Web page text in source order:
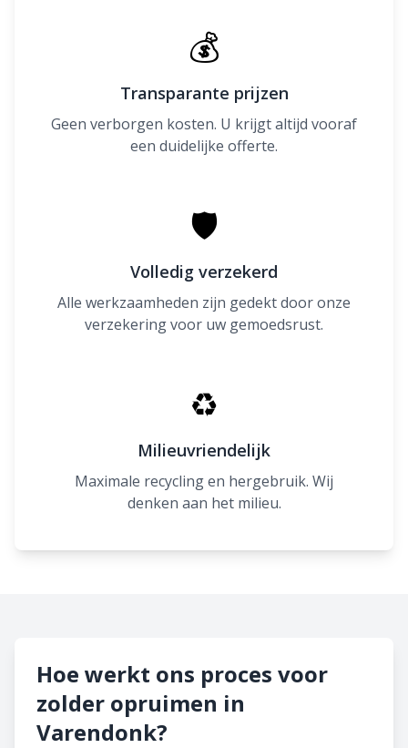
💰
Transparante prijzen
Geen verborgen kosten. U krijgt altijd vooraf
een duidelijke offerte.
🛡
Volledig verzekerd
Alle werkzaamheden zijn gedekt door onze
verzekering voor uw gemoedsrust.
♻
Milieuvriendelijk
Maximale recycling en hergebruik. Wij
denken aan het milieu.
Hoe werkt ons proces voor
zolder opruimen in
Varendonk?